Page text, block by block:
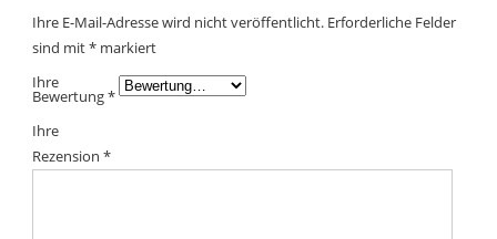
Ihre E-Mail-Adresse wird nicht veröffentlicht. Erforderliche Felder
sind mit* markiert
Ihre
Bewertung*
Ihre
Rezension*